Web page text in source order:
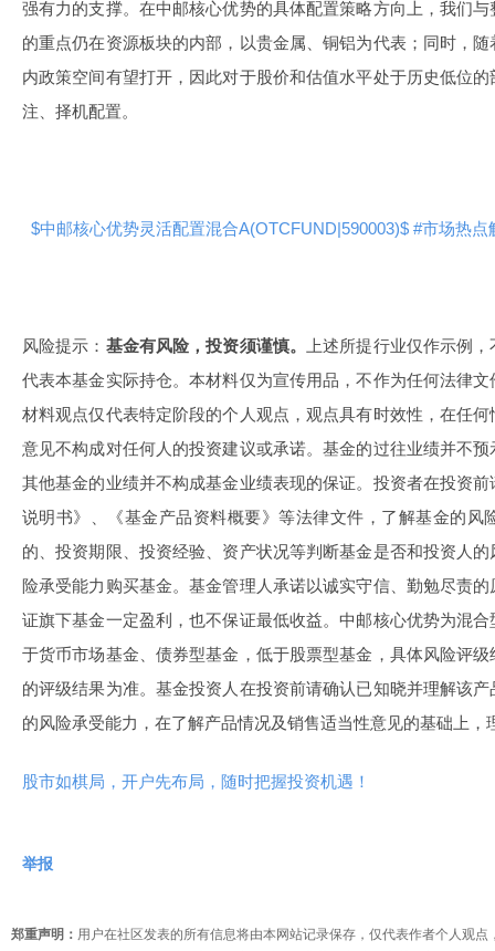
强有力的支撑。在中邮核心优势的具体配置策略方向上，我们
的重点仍在资源板块的内部，以贵金属、铜铝为代表；同时，
内政策空间有望打开，因此对于股价和估值水平处于历史低位
注、择机配置。
$中邮核心优势灵活配置混合A(OTCFUND|590003)$ #市场热点
风险提示： 基金有风险，投资须谨慎。
上述所提行业仅作示例
代表本基金实际持仓。本材料仅为宣传用品，不作为任何法律
材料观点仅代表特定阶段的个人观点，观点具有时效性，在任
意见不构成对任何人的投资建议或承诺。基金的过往业绩并不
其他基金的业绩并不构成基金业绩表现的保证。投资者在投资
说明书》、《基金产品资料概要》等法律文件，了解基金的风
的、投资期限、投资经验、资产状况等判断基金是否和投资人
险承受能力购买基金。基金管理人承诺以诚实守信、勤勉尽责
证旗下基金一定盈利，也不保证最低收益。中邮核心优势为混
于货币市场基金、债券型基金，低于股票型基金，具体风险评
的评级结果为准。基金投资人在投资前请确认已知晓并理解该
的风险承受能力，在了解产品情况及销售适当性意见的基础上，
股市如棋局，开户先布局，随时把握投资机遇！
举报
郑重声明： 用户在社区发表的所有信息将由本网站记录保存，仅代表作者个人观